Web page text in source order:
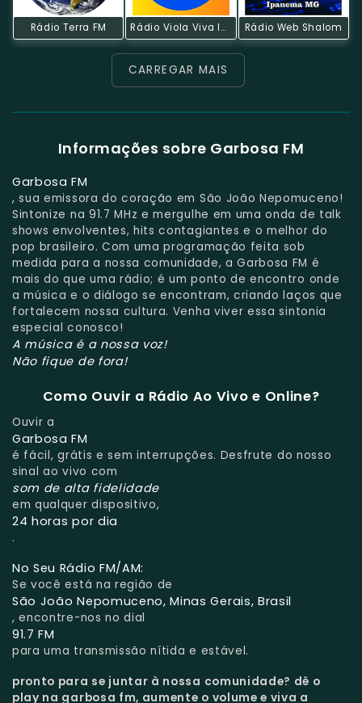
Rádio Terra FM Rádio Viola Viva Instrumental Rádio Web Shalom
CARREGAR MAIS
Informações sobre Garbosa FM
Garbosa FM
, sua emissora do coração em São João Nepomuceno!
Sintonize na 91.7 MHz e mergulhe em uma onda de talk
shows envolventes, hits contagiantes e o melhor do
pop brasileiro. Com uma programação feita sob
medida para a nossa comunidade, a Garbosa FM é
mais do que uma rádio; é um ponto de encontro onde
a música e o diálogo se encontram, criando laços que
fortalecem nossa cultura. Venha viver essa sintonia
especial conosco!
A música é a nossa voz!
Não fique de fora!
Como Ouvir a Rádio Ao Vivo e Online?
Ouvir a
Garbosa FM
é fácil, grátis e sem interrupções. Desfrute do nosso
sinal ao vivo com
som de alta fidelidade
em qualquer dispositivo,
24 horas por dia
.
No Seu Rádio FM/AM:
Se você está na região de
São João Nepomuceno, Minas Gerais, Brasil
, encontre-nos no dial
91.7 FM
para uma transmissão nítida e estável.
pronto para se juntar à nossa comunidade? dê o
play na garbosa fm, aumente o volume e viva a